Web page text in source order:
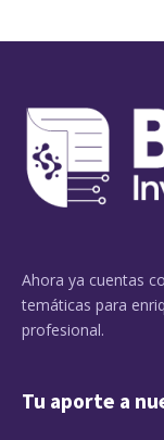
Ahora ya cuentas
temáticas para
profesional.
Tu aporte a